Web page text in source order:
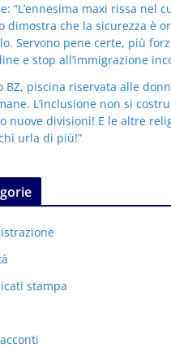
“L’ennesima maxi rissa nel
dimostra che la sicurezza è
Servono pene certe, più
e stop all’immigrazione
BZ, piscina riservata alle
L’inclusione non si
nuove divisioni! E le altre
urla di più!”
stampa